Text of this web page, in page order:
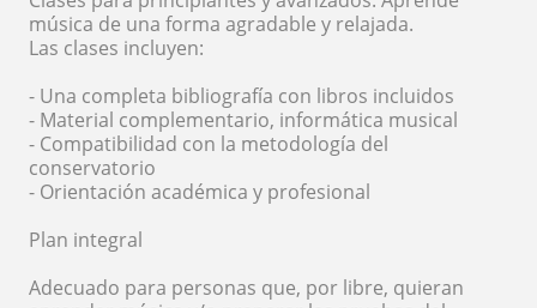
música de una forma agradable y relajada.
Las clases incluyen:
- Una completa bibliografía con libros incluidos
- Material complementario, informática musical
- Compatibilidad con la metodología del
conservatorio
- Orientación académica y profesional
Plan integral
Adecuado para personas que, por libre, quieran